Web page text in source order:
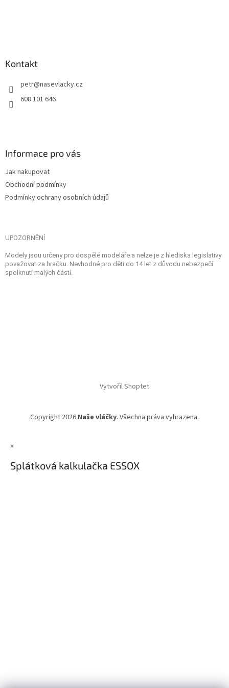
Kontakt
petr@nasevlacky.cz
608 101 646
Informace pro vás
Jak nakupovat
Obchodní podmínky
Podmínky ochrany osobních údajů
UPOZORNĚNÍ
Modely jsou určeny pro dospělé modeláře a nelze je z hlediska legislativy
považovat za hračku. Nevhodné pro děti do 14 let z důvodu nebezpečí
spolknutí malých částí.
Vytvořil Shoptet
Copyright 2026 Naše vláčky. Všechna práva vyhrazena.
×
Splátková kalkulačka ESSOX